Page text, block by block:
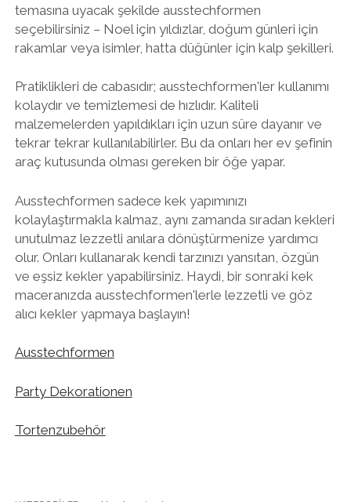
temasına uyacak şekilde ausstechformen
seçebilirsiniz – Noel için yıldızlar, doğum günleri için
rakamlar veya isimler, hatta düğünler için kalp şekilleri.
Pratiklikleri de cabasıdır; ausstechformen'ler kullanımı
kolaydır ve temizlemesi de hızlıdır. Kaliteli
malzemelerden yapıldıkları için uzun süre dayanır ve
tekrar tekrar kullanılabilirler. Bu da onları her ev şefinin
araç kutusunda olması gereken bir öğe yapar.
Ausstechformen sadece kek yapımınızı
kolaylaştırmakla kalmaz, aynı zamanda sıradan kekleri
unutulmaz lezzetli anılara dönüştürmenize yardımcı
olur. Onları kullanarak kendi tarzınızı yansıtan, özgün
ve eşsiz kekler yapabilirsiniz. Haydi, bir sonraki kek
maceranızda ausstechformen'lerle lezzetli ve göz
alıcı kekler yapmaya başlayın!
Ausstechformen
Party Dekorationen
Tortenzubehör